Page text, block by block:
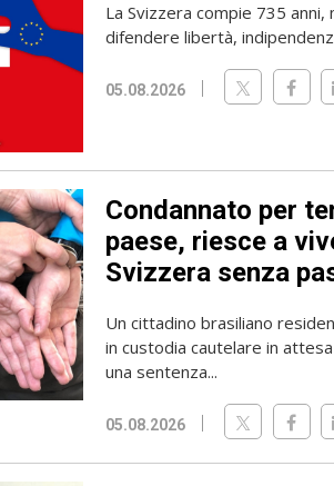
La Svizzera compie 735
difendere libertà,
05.08.2026
Condannato per
paese, riesce a
Svizzera senza
Un cittadino brasiliano
in custodia cautelare in
una sentenza...
05.08.2026